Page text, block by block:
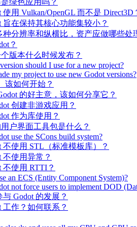
绿色应用吗？
使用 Vulkan/OpenGL 而不是 Direct3D
旨在保持其核心功能集较小？
种分辨率和纵横比，资产应做哪些处
？
版本什么时候发布？
should I use for a new project?
my project to use new Godot versions?
该如何开始？
的好主意，该如何分享它？
创建非游戏应用？
作为库使用？
户界面工具包是什么？
use the SCons build system?
不使用 STL（标准模板库）？
不使用异常？
不使用 RTTI？
an ECS (Entity Component System)?
not force users to implement DOD
Godot 的发展？
工作？如何联系？